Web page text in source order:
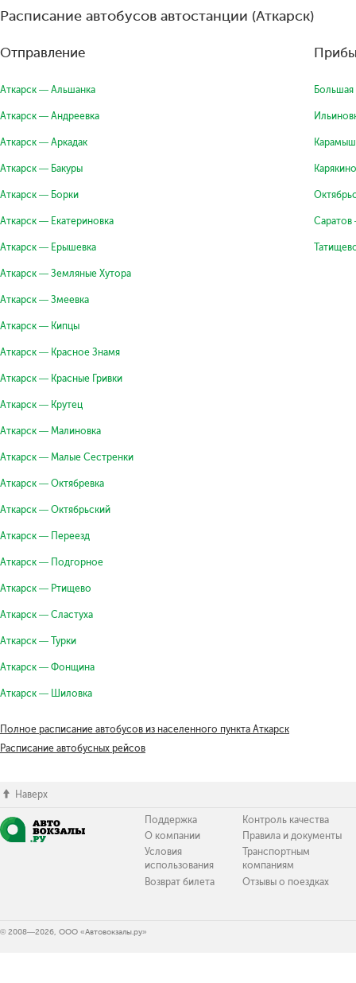
Расписание автобусов автостанции (Аткарск)
Отправление
Аткарск — Альшанка
Аткарск — Андреевка
Аткарск — Аркадак
Аткарск — Бакуры
Аткарск — Борки
Аткарск — Екатериновка
Аткарск — Ерышевка
Аткарск — Земляные Хутора
Аткарск — Змеевка
Аткарск — Кипцы
Аткарск — Красное Знамя
Аткарск — Красные Гривки
Аткарск — Крутец
Аткарск — Малиновка
Аткарск — Малые Сестренки
Аткарск — Октябревка
Аткарск — Октябрьский
Аткарск — Переезд
Аткарск — Подгорное
Аткарск — Ртищево
Аткарск — Сластуха
Аткарск — Турки
Аткарск — Фонщина
Аткарск — Шиловка
Саратов
Полное расписание автобусов из населенного пункта Аткарск
Расписание автобусных рейсов
Наверх
Поддержка
О компании
Условия
использования
Возврат билета
Контроль качества
Правила и документы
Транспортным
компаниям
Отзывы о поездках
© 2008—2026, ООО «Автовокзалы.ру»